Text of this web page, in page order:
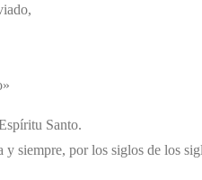
Santo.
siempre, por los siglos de los